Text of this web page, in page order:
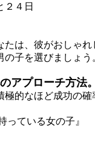
４日
は、彼がおしゃれ
子を選びましょう
アプローチ方法。
的なほど成功の確
ている女の子』